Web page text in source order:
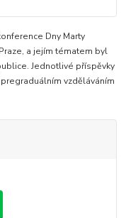
Dny Marty
a jejím tématem byl
Jednotlivé příspěvky
vzděláváním